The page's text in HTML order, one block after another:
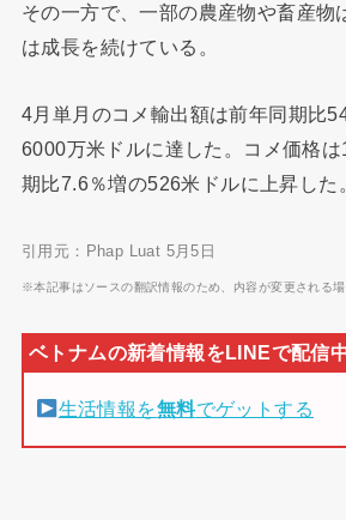
その一方で、一部の農産物や畜産物
は成長を続けている。
4月単月のコメ輸出額は前年同期比
6000万米ドルに達した。コメ価格
期比7.6％増の526米ドルに上昇した
引用元：Phap Luat 5月5日
※本記事はソースの翻訳情報のため、内容が変更される場
生活情報を無料でゲットする